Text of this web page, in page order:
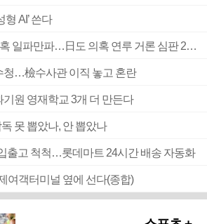
형 AI’ 쓴다
■ 축구협회 ‘성 접대’ 의혹 일파만파…日도 의혹 연루 거론 심판 2명 조사
청…檢수사관 이직 놓고 혼란
원 영재학교 3개 더 만든다
못 뽑았나, 안 뽑았나
출고 척척…롯데마트 24시간 배송 자동화
여객터미널 옆에 선다(종합)